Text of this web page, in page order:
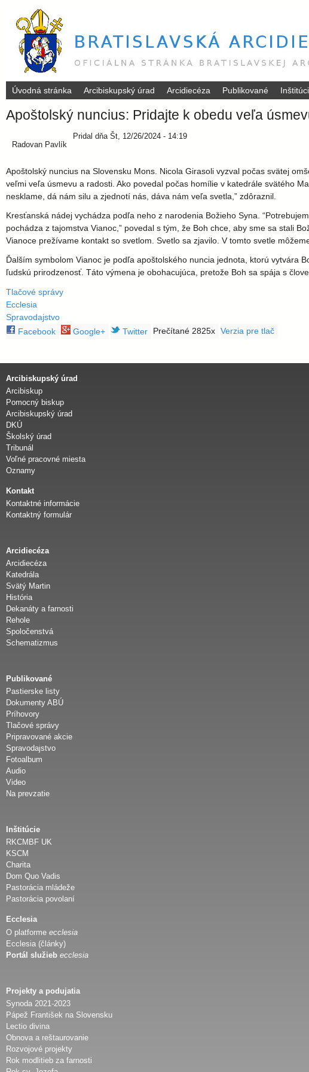
B
r
t
i
s
l
a
v
k
á
a
r
c
i
d
i
e
c
z
a
Úvodná stránka Arcibiskupský úrad Arcidiecéza Publikované
Apoštolský nuncius: Pridajte k obedu veľa
Pridal
Radovan Pavlík
dňa Št, 12/26/2024 - 14:19
Apoštolský nuncius na Slovensku Mons. Nicola Girasoli vyzval počas svätej
veľmi veľa úsmevu a radosti. Ako povedal počas homílie v katedrále svätého
nesklame, dá nám silu a zjednotí nás, dáva nám veľa svetla,” zdôraznil.
Kresťanská nádej vychádza podľa neho z narodenia Božieho Syna.
pochádza z tajomstva Vianoc,” povedal s tým, že Boh chce, aby sme sa stali
Vianoce prežívame kontakt so svetlom. Svetlo sa zjavilo. V tomto svetle
Ďalším symbolom Vianoc je podľa apoštolského nuncia jednota, ktorú vytvára
ľudskú prirodzenosť. Táto výmena je obohacujúca, pretože Boh sa spája s
Tlačové správy
Ecclesia
Spravodajstvo
Facebook
Google+ Twitter Prečítané 2825x Verzia pre tlač
Arcibiskupský úrad
Arcibiskup
Pomocný biskup
Arcibiskupský úrad
DKÚ
Školský úrad
Tribunál
Voľné pracovné miesta
Oznamy
Kontakt
Kontaktné informácie
Kontaktný formulár
Arcidiecéza
Arcidiecéza
Katedrála
Svätý Martin
História
Dekanáty a farnosti
Rehole
Spoločenstvá
Schematizmus
Publikované
Pastierske listy
Dokumenty ABÚ
Príhovory
Tlačové správy
Pripravované akcie
Spravodajstvo
Fotoalbum
Audio
Video
Na prevzatie
Inštitúcie
RKCMBF UK
KSCM
Charita
Dom Quo Vadis
Pastorácia mládeže
Pastorácia povolaní
Ecclesia
O platforme ecclesia
Ecclesia (články)
Portál služieb ecclesia
Projekty a podujatia
Synoda 2021-2023
Pápež František na Slovensku
Lectio divina
Obnova a reštaurovanie
Rozvojové projekty
Rok modlitieb za farnosti